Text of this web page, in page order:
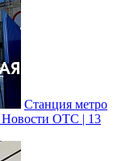
Станция метро
Новости ОТС | 13